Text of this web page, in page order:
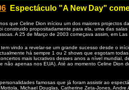
Espectáculo "A New Day"
que Celine Dion iníciou um dos maiores projectos
construido propositadamente para ela, uma das
A 25 de Março de 2003 começava assim, em
vindo a revelar-se um grande sucesso desde o
há sempre 1 ou 2 shows que esgotam
mais lucrativos desses anos a nível mundial,
não apenas nos EUA). Até ao momento Celine Dion
famosas que já foram assistir ao
Michael Douglas, Catherine Zeta-Jones,